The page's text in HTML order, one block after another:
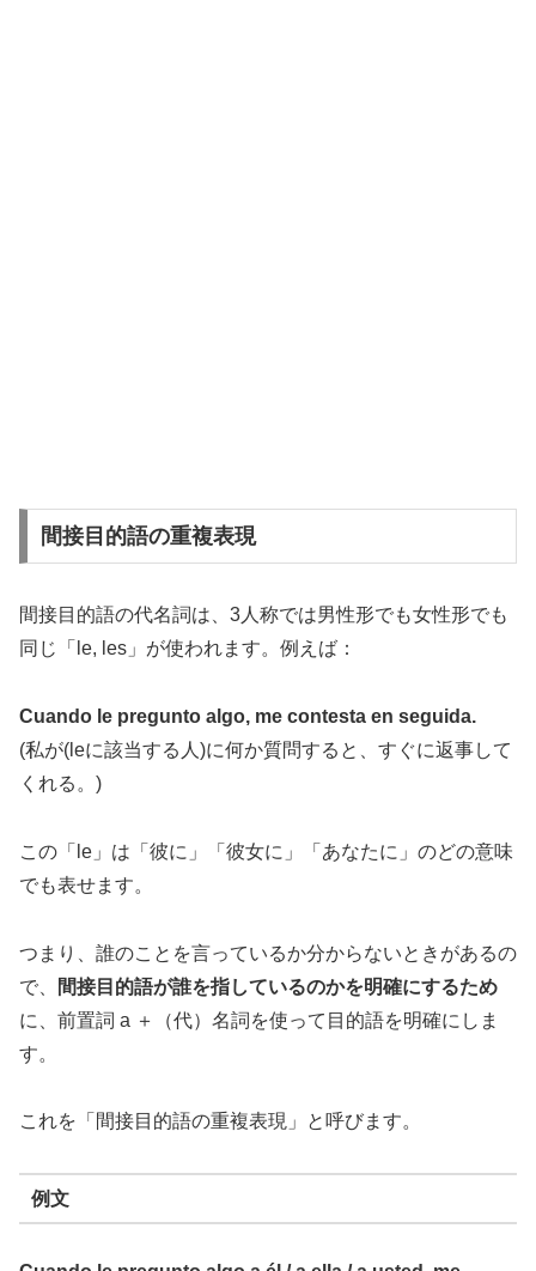
間接目的語の重複表現
間接目的語の代名詞は、3人称では男性形でも女性形でも
同じ「le, les」が使われます。例えば：
Cuando le pregunto algo, me contesta en seguida.
(私が(leに該当する人)に何か質問すると、すぐに返事して
くれる。)
この「le」は「彼に」「彼女に」「あなたに」のどの意味
でも表せます。
つまり、誰のことを言っているか分からないときがあるの
で、
間接目的語が誰を指しているのかを明確にするため
に、前置詞 a ＋（代）名詞を使って目的語を明確にしま
す。
これを「間接目的語の重複表現」と呼びます。
例文